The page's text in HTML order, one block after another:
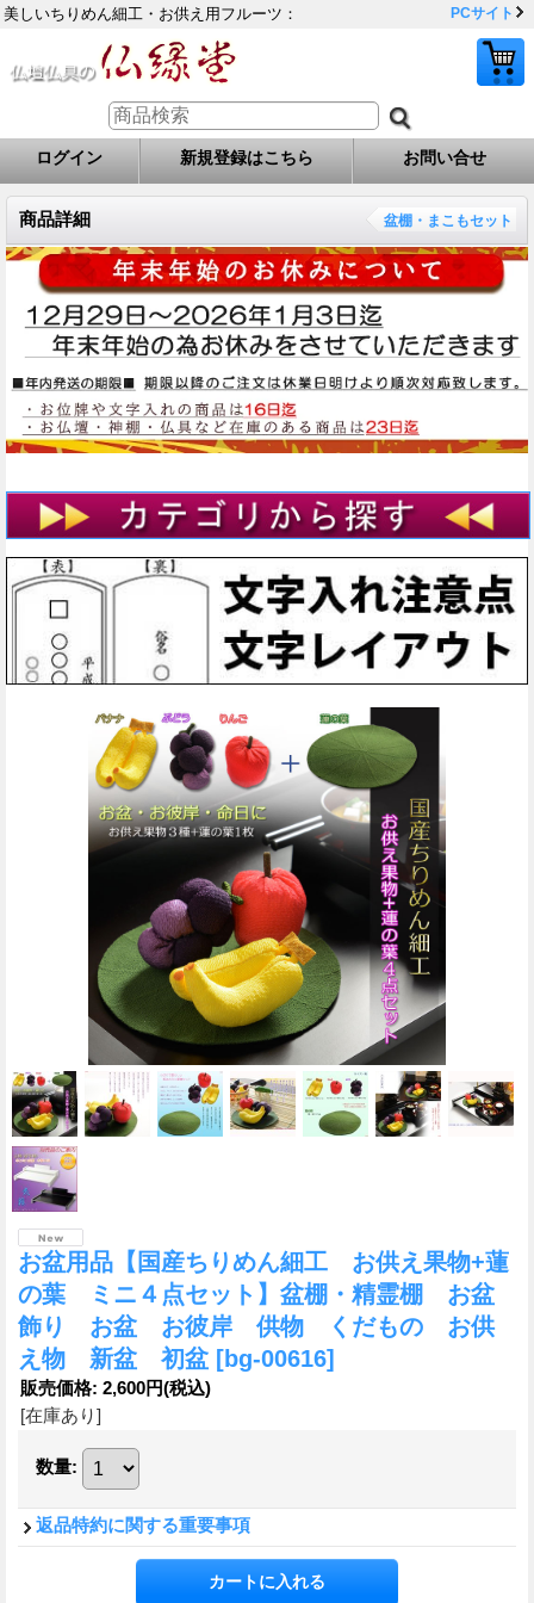
美しいちりめん細工・お供え用フルーツ： PCサイト
ログイン 新規登録はこちら お問い合せ
商品詳細 盆棚・まこもセット
お盆用品【国産ちりめん細工 お供え果物+蓮
の葉 ミニ４点セット】盆棚・精霊棚 お盆
飾り お盆 お彼岸 供物 くだもの お供
え物 新盆 初盆 [bg-00616]
販売価格: 2,600円(税込)
[在庫あり]
数量:
返品特約に関する重要事項